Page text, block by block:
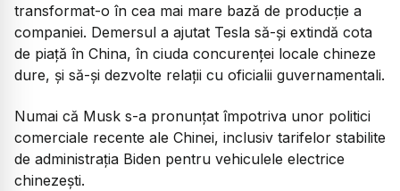
transformat-o în cea mai mare bază de producție a
companiei. Demersul a ajutat Tesla să-și extindă cota
de piață în China, în ciuda concurenței locale chineze
dure, și să-și dezvolte relații cu oficialii guvernamentali.
Numai că Musk s-a pronunțat împotriva unor politici
comerciale recente ale Chinei, inclusiv tarifelor stabilite
de administrația Biden pentru vehiculele electrice
chinezești.